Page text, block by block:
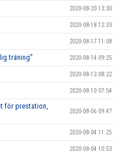
2020-08-20 13:30
2020-08-18 12:33
2020-08-17 11:08
träning” 2020-08-14 09:25
2020-08-13 08:22
2020-08-10 07:54
för prestation,
2020-08-06 09:47
2020-08-04 11:25
2020-08-04 10:53